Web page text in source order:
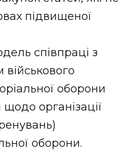
підвищеної
співпраці з
оборони
організації
оборони.